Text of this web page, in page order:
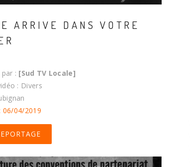
ARRIVE DANS VOTRE
: [Sud TV Locale]
: Divers
06/04/2019